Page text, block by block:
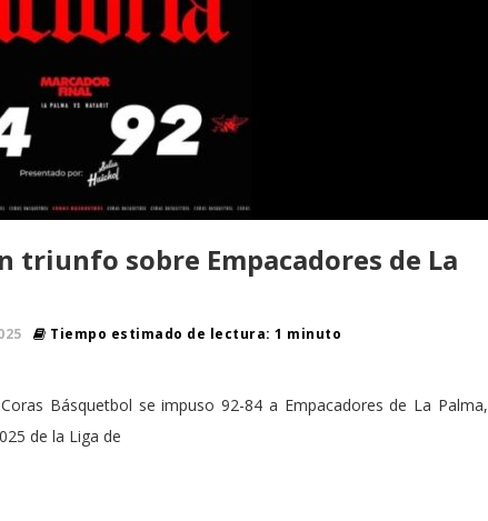
triunfo sobre Empacadores de La
Tiempo estimado de lectura: 1 minuto
Básquetbol se impuso 92-84 a Empacadores de La Palma,
de la Liga de